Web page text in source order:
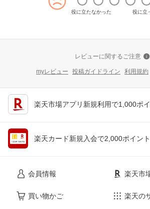
役に立たなかった 役に立
レビューに関するご注意
myレビュー 投稿ガイドライン 利用規約
楽天市場アプリ新規利用で1,000ポ
楽天カード新規入会で2,000ポイント
会員情報
買い物かご
楽天市
楽天の